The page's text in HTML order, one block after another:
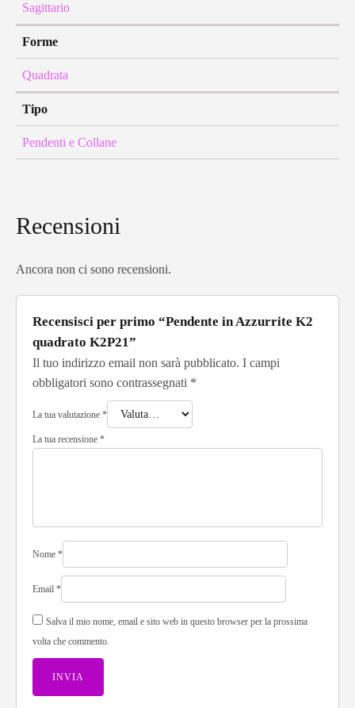
Sagittario
Forme
Quadrata
Tipo
Pendenti e Collane
Recensioni
Ancora non ci sono recensioni.
Recensisci per primo “Pendente in Azzurrite K2
quadrato K2P21”
Il tuo indirizzo email non sarà pubblicato. I campi
obbligatori sono contrassegnati *
La tua valutazione *
La tua recensione *
Nome *
Email *
Salva il mio nome, email e sito web in questo browser per la prossima
volta che commento.